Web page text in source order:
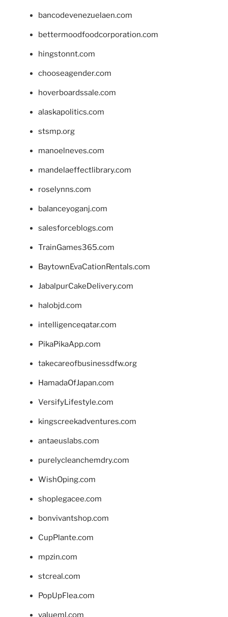
bancodevenezuelaen.com
bettermoodfoodcorporation.com
hingstonnt.com
chooseagender.com
hoverboardssale.com
alaskapolitics.com
stsmp.org
manoelneves.com
mandelaeffectlibrary.com
roselynns.com
balanceyoganj.com
salesforceblogs.com
TrainGames365.com
BaytownEvaCationRentals.com
JabalpurCakeDelivery.com
halobjd.com
intelligenceqatar.com
PikaPikaApp.com
takecareofbusinessdfw.org
HamadaOfJapan.com
VersifyLifestyle.com
kingscreekadventures.com
antaeuslabs.com
purelycleanchemdry.com
WishOping.com
shoplegacee.com
bonvivantshop.com
CupPlante.com
mpzin.com
stcreal.com
PopUpFlea.com
valueml.com